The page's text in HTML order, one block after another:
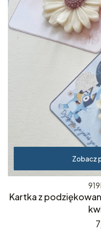
Zobacz
Kartka z